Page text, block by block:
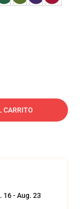
CARRITO
16 - Aug. 23